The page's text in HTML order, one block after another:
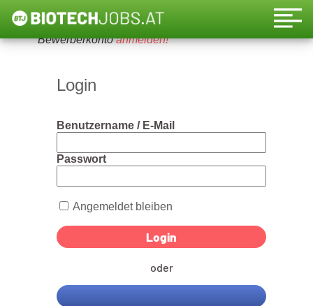
Um diese Funktion nutzen zu können, bitte ein
Bewerberkontoanmelden!
Login
Benutzername / E-Mail
Passwort
Angemeldet bleiben
oder